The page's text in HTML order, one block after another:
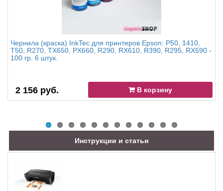
Чернила (краска) InkTec для принтеров Epson: P50, 1410,
T50, R270, TX650, PX660, R290, RX610, R390, R295, RX590 -
100 гр. 6 штук.
2 156 руб. В корзину
Инструкции и статьи